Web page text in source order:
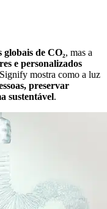
globais de CO₂, mas a
e personalizados
mostra como a luz
preservar
sustentável.